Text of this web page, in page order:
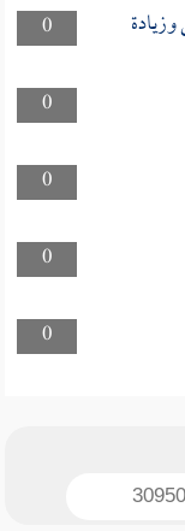
0
0
0
0
0